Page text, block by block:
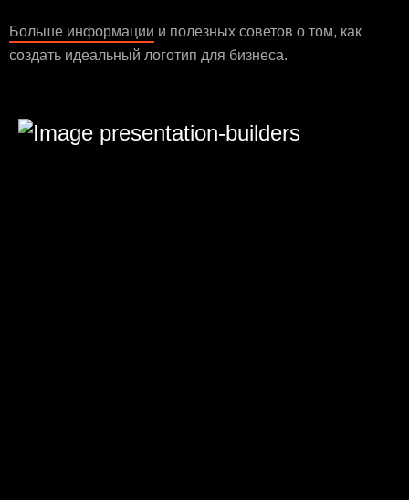
Больше информации и полезных советов о том, как
создать идеальный логотип для бизнеса.